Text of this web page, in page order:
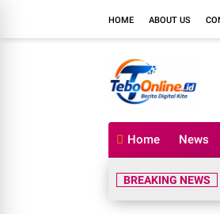
HOME ABOUT US
Home News
BREAKING NEWS